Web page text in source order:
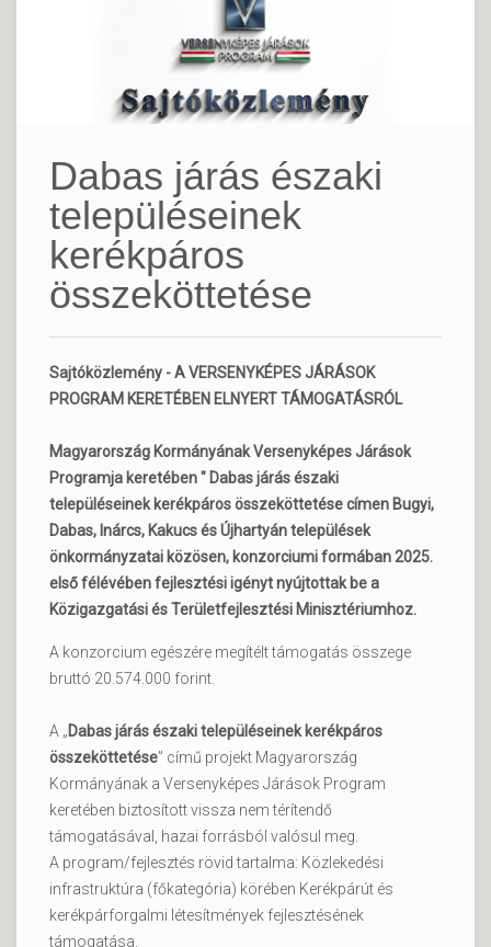
Dabas járás északi
településeinek
kerékpáros
összeköttetése
Sajtóközlemény - A VERSENYKÉPES JÁRÁSOK
PROGRAM KERETÉBEN ELNYERT TÁMOGATÁSRÓL
Magyarország Kormányának Versenyképes Járások
Programja keretében " Dabas járás északi
településeinek kerékpáros összeköttetése címen Bugyi,
Dabas, Inárcs, Kakucs és Újhartyán települések
önkormányzatai közösen, konzorciumi formában 2025.
első félévében fejlesztési igényt nyújtottak be a
Közigazgatási és Területfejlesztési Minisztériumhoz.
A konzorcium egészére megítélt támogatás összege
bruttó 20.574.000 forint.
A „Dabas járás északi településeinek kerékpáros
összeköttetése” című projekt Magyarország
Kormányának a Versenyképes Járások Program
keretében biztosított vissza nem térítendő
támogatásával, hazai forrásból valósul meg.
A program/fejlesztés rövid tartalma: Közlekedési
infrastruktúra (főkategória) körében Kerékpárút és
kerékpárforgalmi létesítmények fejlesztésének
támogatása.